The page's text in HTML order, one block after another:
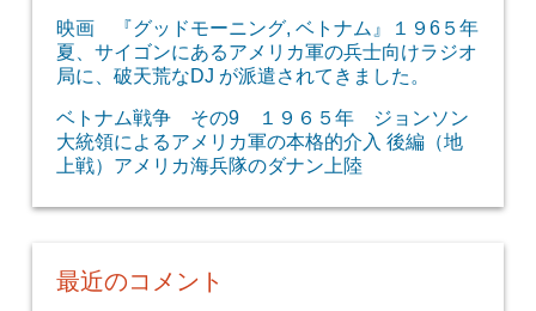
映画 『グッドモーニング, ベトナム』１９6５年
夏、サイゴンにあるアメリカ軍の兵士向けラジオ
局に、破天荒なDJ が派遣されてきました。
ベトナム戦争 その9 １９６５年 ジョンソン
大統領によるアメリカ軍の本格的介入 後編（地
上戦）アメリカ海兵隊のダナン上陸
最近のコメント